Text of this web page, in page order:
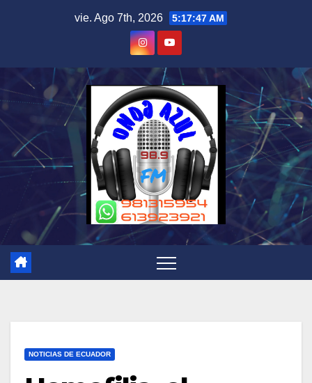
vie. Ago 7th, 2026 5:17:47 AM
NOTICIAS DE ECUADOR